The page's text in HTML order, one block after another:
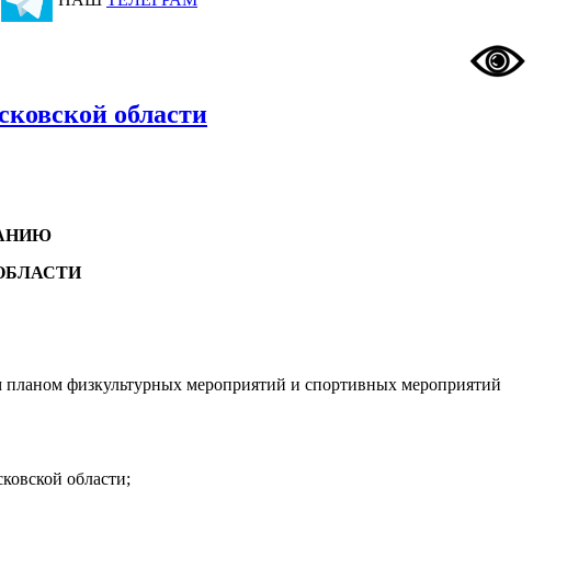
области
физкультурных мероприятий и спортивных мероприятий
области;